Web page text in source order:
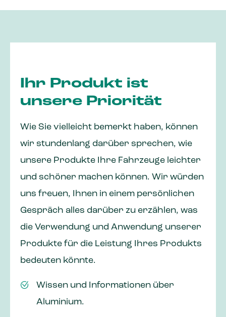
Ihr Produkt ist
unsere Priorität
Wie Sie vielleicht bemerkt haben, können
wir stundenlang darüber sprechen, wie
unsere Produkte Ihre Fahrzeuge leichter
und schöner machen können. Wir würden
uns freuen, Ihnen in einem persönlichen
Gespräch alles darüber zu erzählen, was
die Verwendung und Anwendung unserer
Produkte für die Leistung Ihres Produkts
bedeuten könnte.
Wissen und Informationen über
Aluminium.